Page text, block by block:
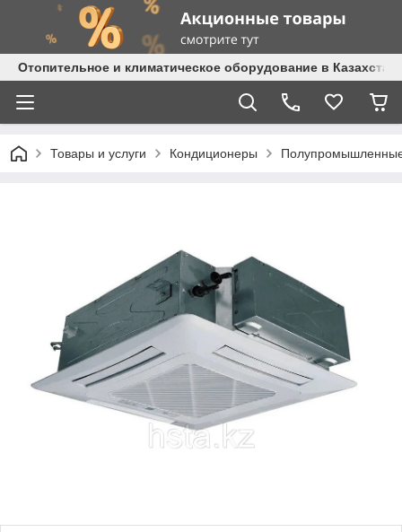
Отопительное и климатическое оборудование в
Товары и услуги Кондиционеры